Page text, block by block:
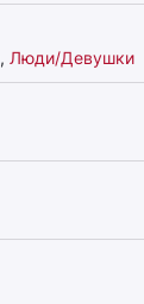
, Люди/Девушки